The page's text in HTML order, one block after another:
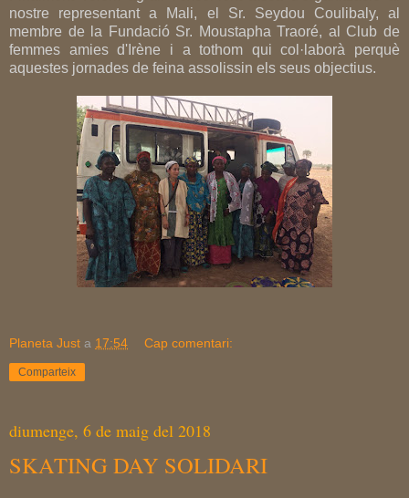
nostre representant a Mali, el Sr. Seydou Coulibaly, al
membre de la Fundació Sr. Moustapha Traoré, al Club de
femmes amies d'Irène i a tothom qui col·laborà perquè
aquestes jornades de feina assolissin els seus objectius.
Planeta Just a 17:54 Cap comentari:
Comparteix
diumenge, 6 de maig del 2018
SKATING DAY SOLIDARI